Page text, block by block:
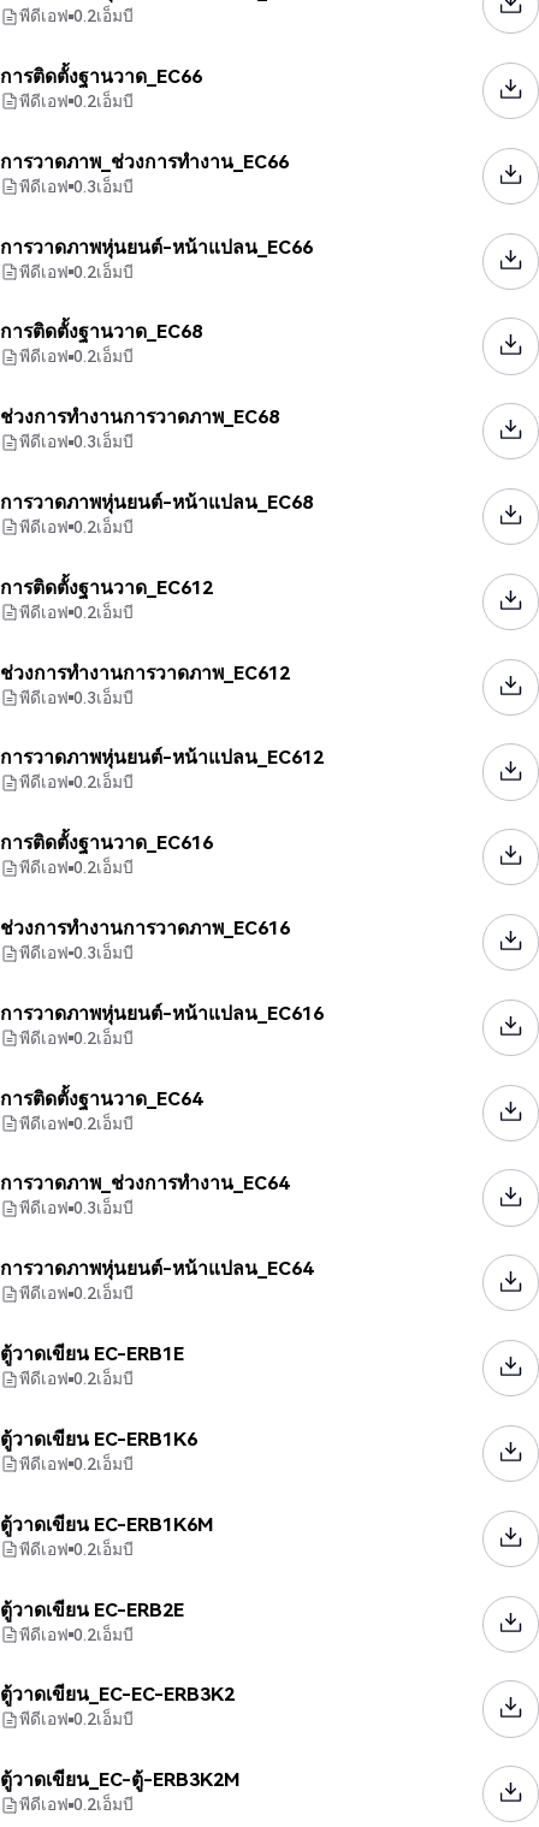
พีดีเอฟ 0.2เอ็มบี
การติดตั้งฐานวาด_EC66
พีดีเอฟ 0.2เอ็มบี
การวาดภาพ_ช่วงการทำงาน_EC66
พีดีเอฟ 0.3เอ็มบี
การวาดภาพหุ่นยนต์-หน้าแปลน_EC66
พีดีเอฟ 0.2เอ็มบี
การติดตั้งฐานวาด_EC68
พีดีเอฟ 0.2เอ็มบี
ช่วงการทำงานการวาดภาพ_EC68
พีดีเอฟ 0.3เอ็มบี
การวาดภาพหุ่นยนต์-หน้าแปลน_EC68
พีดีเอฟ 0.2เอ็มบี
การติดตั้งฐานวาด_EC612
พีดีเอฟ 0.2เอ็มบี
ช่วงการทำงานการวาดภาพ_EC612
พีดีเอฟ 0.3เอ็มบี
การวาดภาพหุ่นยนต์-หน้าแปลน_EC612
พีดีเอฟ 0.2เอ็มบี
การติดตั้งฐานวาด_EC616
พีดีเอฟ 0.2เอ็มบี
ช่วงการทำงานการวาดภาพ_EC616
พีดีเอฟ 0.3เอ็มบี
การวาดภาพหุ่นยนต์-หน้าแปลน_EC616
พีดีเอฟ 0.2เอ็มบี
การติดตั้งฐานวาด_EC64
พีดีเอฟ 0.2เอ็มบี
การวาดภาพ_ช่วงการทำงาน_EC64
พีดีเอฟ 0.3เอ็มบี
การวาดภาพหุ่นยนต์-หน้าแปลน_EC64
พีดีเอฟ 0.2เอ็มบี
ตู้วาดเขียน EC-ERB1E
พีดีเอฟ 0.2เอ็มบี
ตู้วาดเขียน EC-ERB1K6
พีดีเอฟ 0.2เอ็มบี
ตู้วาดเขียน EC-ERB1K6M
พีดีเอฟ 0.2เอ็มบี
ตู้วาดเขียน EC-ERB2E
พีดีเอฟ 0.2เอ็มบี
ตู้วาดเขียน_EC-EC-ERB3K2
พีดีเอฟ 0.2เอ็มบี
ตู้วาดเขียน_EC-ตู้-ERB3K2M
พีดีเอฟ 0.2เอ็มบี